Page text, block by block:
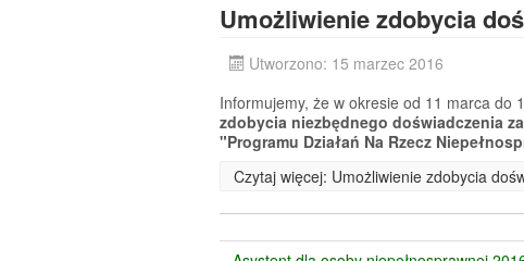
Umożliwienie zdobycia
Utworzono: 15 marzec 2016
Informujemy, że w okresie od 11 marca do
zdobycia niezbędnego doświadczenia
"Programu Działań Na Rzecz
Czytaj więcej: Umożliwienie zdobycia